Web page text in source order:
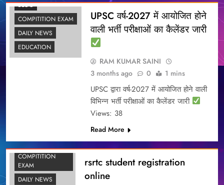
BLOG
COMPITITION EXAM
DAILY NEWS
EDUCATION
UPSC वर्ष-2027 में आयोजित होने
वाली भर्ती परीक्षाओं का कैलेंडर जारी
RAM KUMAR SAINI
3 months ago
0 1 mins
UPSC द्वारा वर्ष-2027 में आयोजित होने वाली
विभिन्न भर्ती परीक्षाओं का कैलेंडर जारी
Views: 38
Read More
BLOG
COMPITITION
EXAM
DAILY NEWS
rsrtc student registration
online